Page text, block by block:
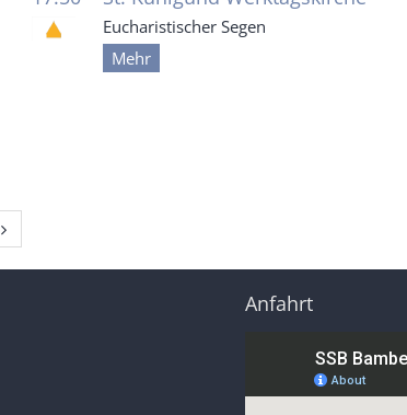
Eucharistischer Segen
Mehr
Nächste Seite
Anfahrt